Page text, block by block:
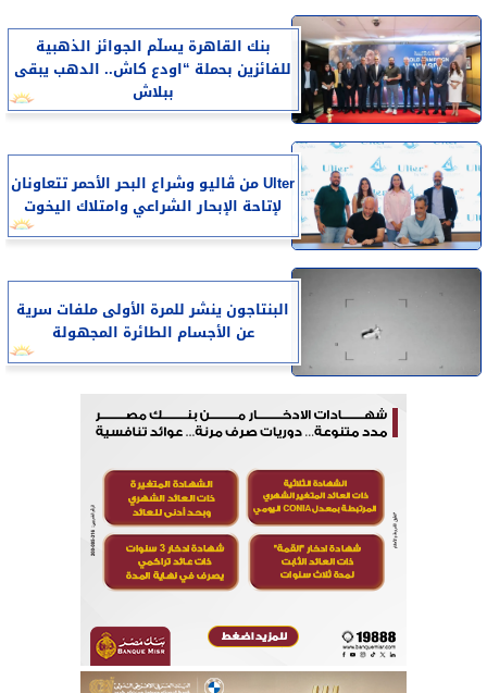
بنك القاهرة يسلّم الجوائز الذهبية
للفائزين بحملة “اودع كاش.. الدهب يبقى
ببلاش
Ulter من ڤاليو وشراع البحر الأحمر تتعاونان
لإتاحة الإبحار الشراعي وامتلاك اليخوت
البنتاجون ينشر للمرة الأولى ملفات سرية
عن الأجسام الطائرة المجهولة